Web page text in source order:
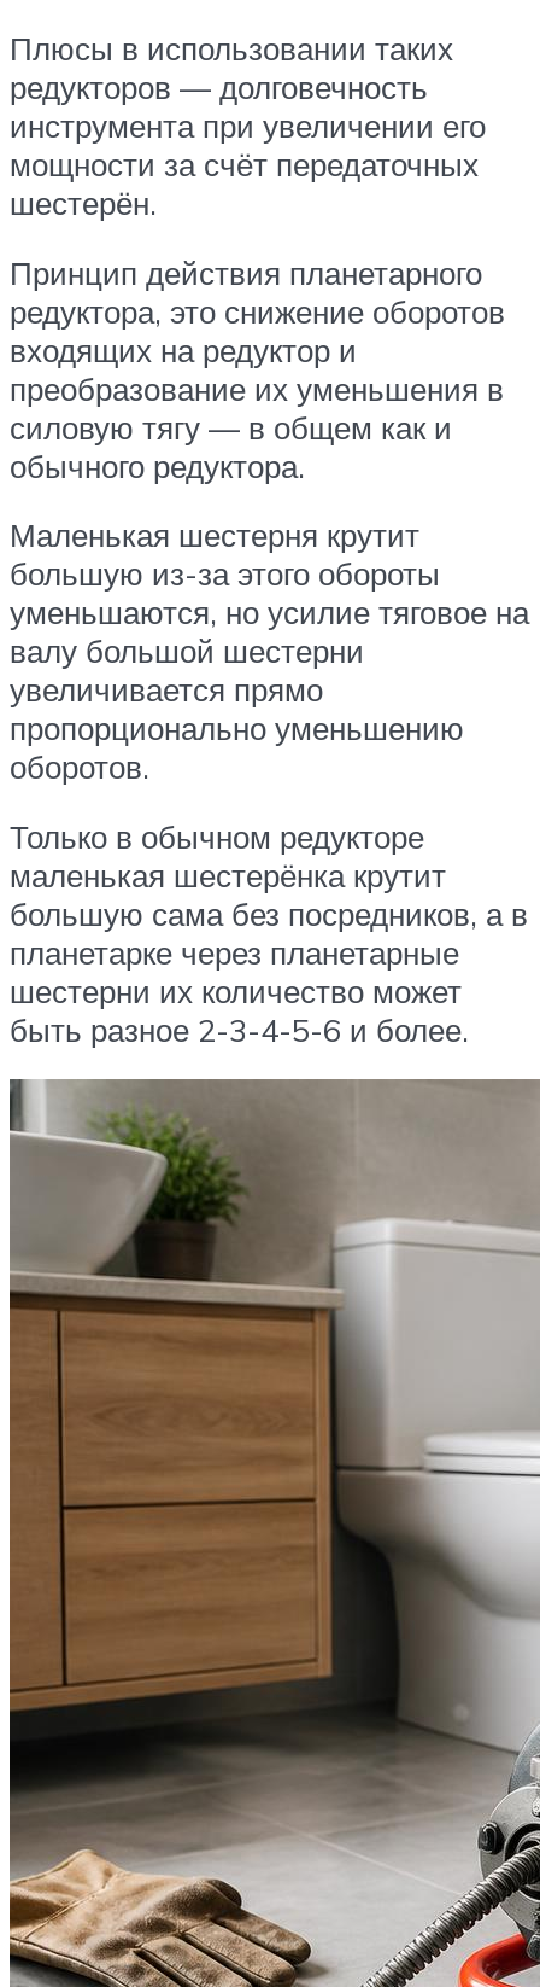
Плюсы в использовании таких
редукторов — долговечность
инструмента при увеличении его
мощности за счёт передаточных
шестерён.
Принцип действия планетарного
редуктора, это снижение оборотов
входящих на редуктор и
преобразование их уменьшения в
силовую тягу — в общем как и
обычного редуктора.
Маленькая шестерня крутит
большую из-за этого обороты
уменьшаются, но усилие тяговое на
валу большой шестерни
увеличивается прямо
пропорционально уменьшению
оборотов.
Только в обычном редукторе
маленькая шестерёнка крутит
большую сама без посредников, а в
планетарке через планетарные
шестерни их количество может
быть разное 2-3-4-5-6 и более.